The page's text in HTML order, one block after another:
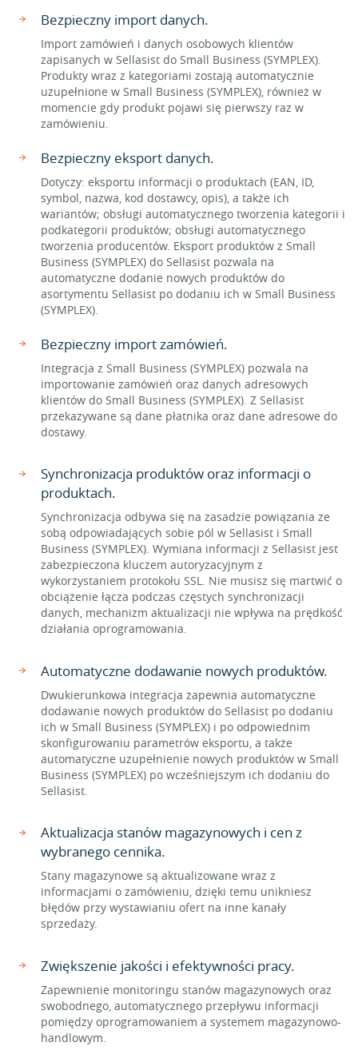
Bezpieczny import danych.
Import zamówień i danych osobowych klientów
zapisanych w Sellasist do Small Business (SYMPLEX).
Produkty wraz z kategoriami zostają automatycznie
uzupełnione w Small Business (SYMPLEX), również w
momencie gdy produkt pojawi się pierwszy raz w
zamówieniu.
Bezpieczny eksport danych.
Dotyczy: eksportu informacji o produktach (EAN, ID,
symbol, nazwa, kod dostawcy, opis), a także ich
wariantów; obsługi automatycznego tworzenia kategorii i
podkategorii produktów; obsługi automatycznego
tworzenia producentów. Eksport produktów z Small
Business (SYMPLEX) do Sellasist pozwala na
automatyczne dodanie nowych produktów do
asortymentu Sellasist po dodaniu ich w Small Business
(SYMPLEX).
Bezpieczny import zamówień.
Integracja z Small Business (SYMPLEX) pozwala na
importowanie zamówień oraz danych adresowych
klientów do Small Business (SYMPLEX). Z Sellasist
przekazywane są dane płatnika oraz dane adresowe do
dostawy.
Synchronizacja produktów oraz informacji o
produktach.
Synchronizacja odbywa się na zasadzie powiązania ze
sobą odpowiadających sobie pól w Sellasist i Small
Business (SYMPLEX). Wymiana informacji z Sellasist jest
zabezpieczona kluczem autoryzacyjnym z
wykorzystaniem protokołu SSL. Nie musisz się martwić o
obciążenie łącza podczas częstych synchronizacji
danych, mechanizm aktualizacji nie wpływa na prędkość
działania oprogramowania.
Automatyczne dodawanie nowych produktów.
Dwukierunkowa integracja zapewnia automatyczne
dodawanie nowych produktów do Sellasist po dodaniu
ich w Small Business (SYMPLEX) i po odpowiednim
skonfigurowaniu parametrów eksportu, a także
automatyczne uzupełnienie nowych produktów w Small
Business (SYMPLEX) po wcześniejszym ich dodaniu do
Sellasist.
Aktualizacja stanów magazynowych i cen z
wybranego cennika.
Stany magazynowe są aktualizowane wraz z
informacjami o zamówieniu, dzięki temu unikniesz
błędów przy wystawianiu ofert na inne kanały
sprzedaży.
Zwiększenie jakości i efektywności pracy.
Zapewnienie monitoringu stanów magazynowych oraz
swobodnego, automatycznego przepływu informacji
pomiędzy oprogramowaniem a systemem magazynowo-
handlowym.